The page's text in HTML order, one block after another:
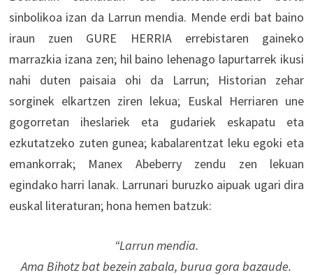
sinbolikoa izan da Larrun mendia. Mende erdi bat baino
iraun zuen GURE HERRIA errebistaren gaineko
marrazkia izana zen; hil baino lehenago lapurtarrek ikusi
nahi duten paisaia ohi da Larrun; Historian zehar
sorginek elkartzen ziren lekua; Euskal Herriaren une
gogorretan iheslariek eta gudariek eskapatu eta
ezkutatzeko zuten gunea; kabalarentzat leku egoki eta
emankorrak; Manex Abeberry zendu zen lekuan
egindako harri lanak. Larrunari buruzko aipuak ugari dira
euskal literaturan; hona hemen batzuk:
“Larrun mendia.
Ama Bihotz bat bezein zabala, burua gora bazaude.